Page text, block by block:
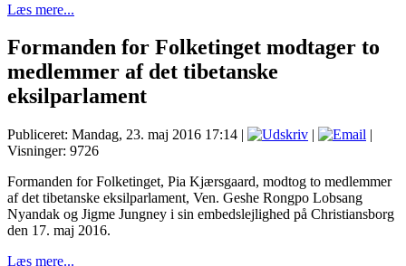
Læs mere...
Formanden for Folketinget modtager to
medlemmer af det tibetanske
eksilparlament
Publiceret: Mandag, 23. maj 2016 17:14 | |
|
Visninger: 9726
Formanden for Folketinget, Pia Kjærsgaard, modtog to medlemmer
af det tibetanske eksilparlament, Ven. Geshe Rongpo Lobsang
Nyandak og Jigme Jungney i sin embedslejlighed på Christiansborg
den 17. maj 2016.
Læs mere...